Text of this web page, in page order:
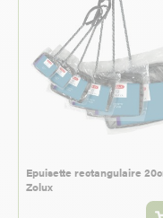
Epuisette rectangulaire
Zolux